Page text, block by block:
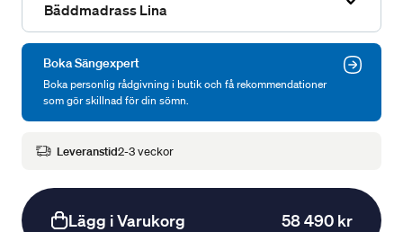
Bäddmadrass Lina
Boka Sängexpert
Boka personlig rådgivning i butik och få rekommendationer
som gör skillnad för din sömn.
Leveranstid2-3 veckor
Lägg i Varukorg 58 490 kr